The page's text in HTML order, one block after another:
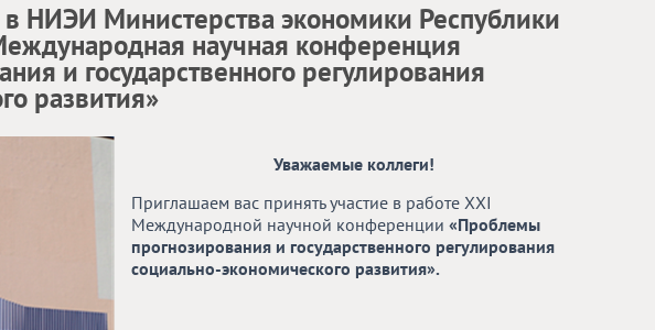
НИЭИ Министерства экономики Республики
научная конференция
и государственного регулирования
развития»
Уважаемые коллеги!
Приглашаем вас принять участие в работе XXI
Международной научной конференции «Проблемы
прогнозирования и государственного регулирования
социально-экономического развития».